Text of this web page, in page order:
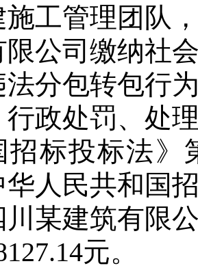
施工管理团队
限公司缴纳社
法分包转包行
处罚、处理
招标投标法》
华人民共和国
川某建筑有限
元。